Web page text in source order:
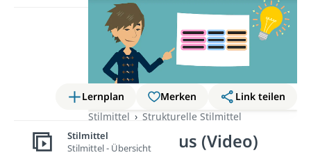
Lernplan Merken
Link teilen
Stilmittel
Strukturelle Stilmittel
Parallelismus (Video)
Stilmittel
Stilmittel - Übersicht